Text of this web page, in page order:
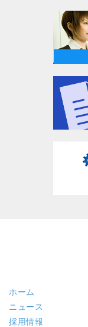
ホーム
ニュース
採用情報